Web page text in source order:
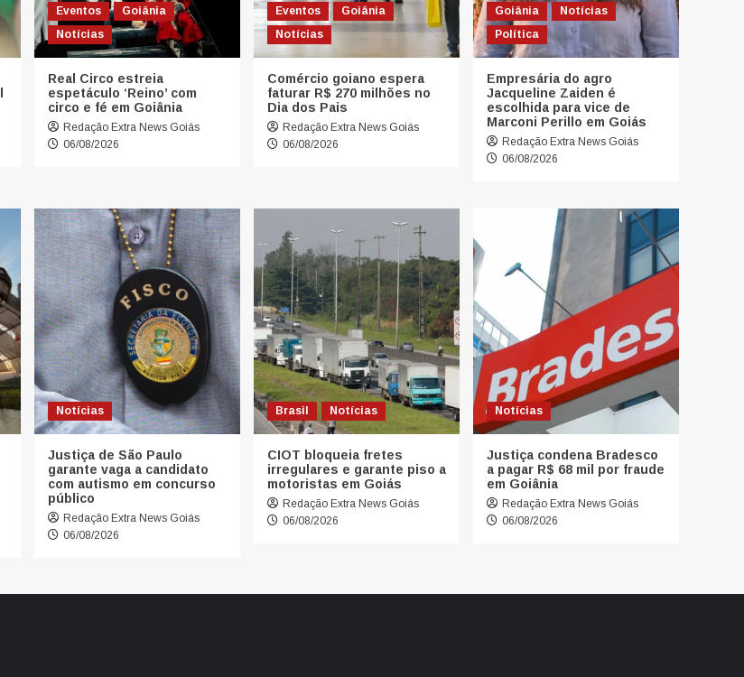
Eventos
Goiânia
Notícias
Real Circo estreia
espetáculo ‘Reino’ com
circo e fé em Goiânia
Redação Extra News Goiás
06/08/2026
Eventos
Goiânia
Notícias
Comércio goiano espera
faturar R$ 270 milhões no
Dia dos Pais
Redação Extra News Goiás
06/08/2026
Goiânia
Notícias
Política
Empresária do agro
Jacqueline Zaiden é
escolhida para vice de
Marconi Perillo em Goiás
Redação Extra News Goiás
06/08/2026
Notícias
Justiça de São Paulo
garante vaga a candidato
com autismo em concurso
público
Redação Extra News Goiás
06/08/2026
Brasil Notícias
CIOT bloqueia fretes
irregulares e garante piso a
motoristas em Goiás
Redação Extra News Goiás
06/08/2026
Notícias
Justiça condena Bradesco
a pagar R$ 68 mil por fraude
em Goiânia
Redação Extra News Goiás
06/08/2026